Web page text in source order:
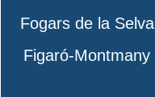
Fogars de la Selva
Figaró-Montmany